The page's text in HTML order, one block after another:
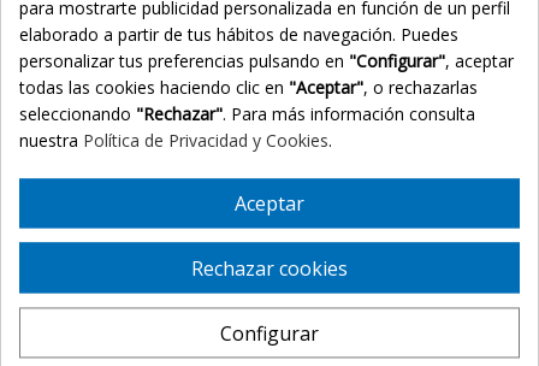
adhesivo utilizado), permitiendo hacer vida normal.
Versatilidad:Puedes ducharte, dormir y realizar tus
actividades diarias con total seguridad.
🧬 Principios Activos y Acción
La estructura de la prótesis utiliza unatecnología de inyección
ceja Style 22 ofrece un arco femenino equilibrado que
rejuvenece y suaviza las facciones.
🧘 Modo de Empleo
Limpia la zona de la ceja con alcohol para
eliminar restos de grasa.
para mostrarte publicidad personalizada en función de un perfil
elaborado a partir de tus hábitos de navegación. Puedes
personalizar tus preferencias pulsando en "Configurar", aceptar
todas las cookies haciendo clic en "Aceptar", o rechazarlas
seleccionando "Rechazar". Para más información consulta
nuestra Política de Privacidad y Cookies.
Aceptar
Rechazar cookies
Configurar